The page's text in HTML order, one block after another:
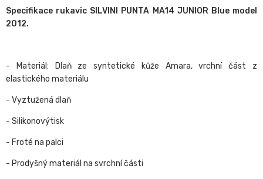
Specifikace rukavic SILVINI PUNTA MA14 JUNIOR Blue model
2012.
- Materiál: Dlaň ze syntetické kůže Amara, vrchní část z
elastického materiálu
- Vyztužená dlaň
- Silikonovýtisk
- Froté na palci
- Prodyšný materiál na svrchní části